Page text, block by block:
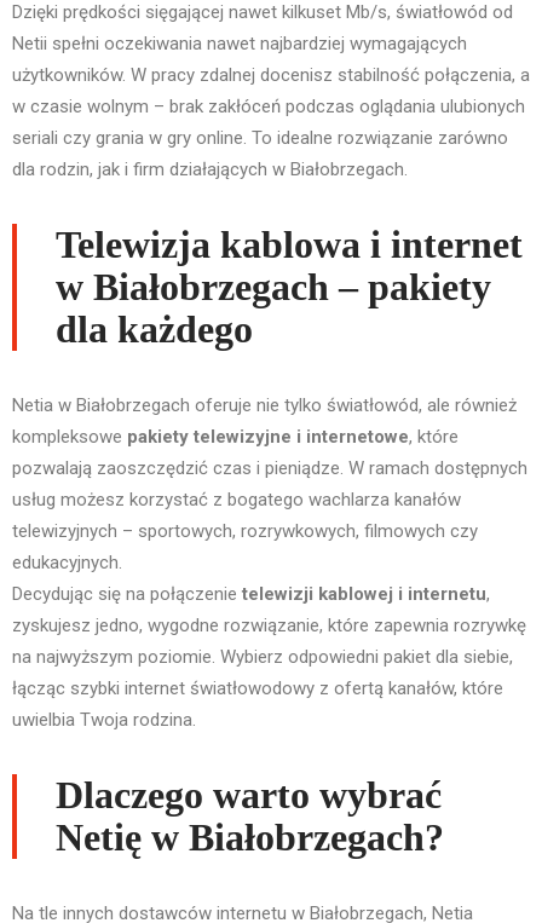
Dzięki prędkości sięgającej nawet kilkuset Mb/s, światłowód od
Netii spełni oczekiwania nawet najbardziej wymagających
użytkowników. W pracy zdalnej docenisz stabilność połączenia, a
w czasie wolnym – brak zakłóceń podczas oglądania ulubionych
seriali czy grania w gry online. To idealne rozwiązanie zarówno
dla rodzin, jak i firm działających w Białobrzegach.
Telewizja kablowa i internet
w Białobrzegach – pakiety
dla każdego
Netia w Białobrzegach oferuje nie tylko światłowód, ale również
kompleksowe pakiety telewizyjne i internetowe, które
pozwalają zaoszczędzić czas i pieniądze. W ramach dostępnych
usług możesz korzystać z bogatego wachlarza kanałów
telewizyjnych – sportowych, rozrywkowych, filmowych czy
edukacyjnych.
Decydując się na połączenie telewizji kablowej i internetu,
zyskujesz jedno, wygodne rozwiązanie, które zapewnia rozrywkę
na najwyższym poziomie. Wybierz odpowiedni pakiet dla siebie,
łącząc szybki internet światłowodowy z ofertą kanałów, które
uwielbia Twoja rodzina.
Dlaczego warto wybrać
Netię w Białobrzegach?
Na tle innych dostawców internetu w Białobrzegach, Netia